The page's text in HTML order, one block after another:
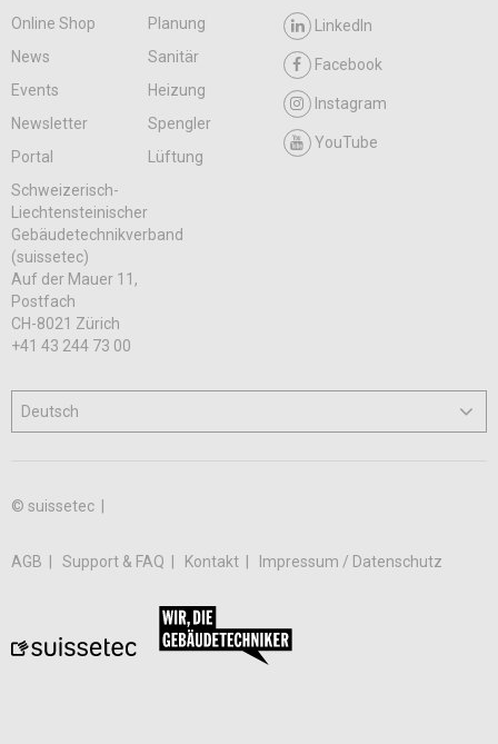
Online Shop
Planung
News
Sanitär
Events
Heizung
Newsletter
Spengler
Portal
Lüftung
LinkedIn
Facebook
Instagram
YouTube
Schweizerisch-
Liechtensteinischer
Gebäudetechnikverband
(suissetec)
Auf der Mauer 11,
Postfach
CH-8021 Zürich
+41 43 244 73 00
© suissetec |
AGB Support & FAQ Kontakt Impressum / Datenschutz